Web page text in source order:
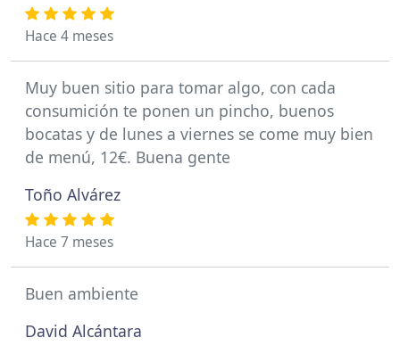
Hace 4 meses
Muy buen sitio para tomar algo, con cada
consumición te ponen un pincho, buenos
bocatas y de lunes a viernes se come muy bien
de menú, 12€. Buena gente
Toño Alvárez
Hace 7 meses
Buen ambiente
David Alcántara